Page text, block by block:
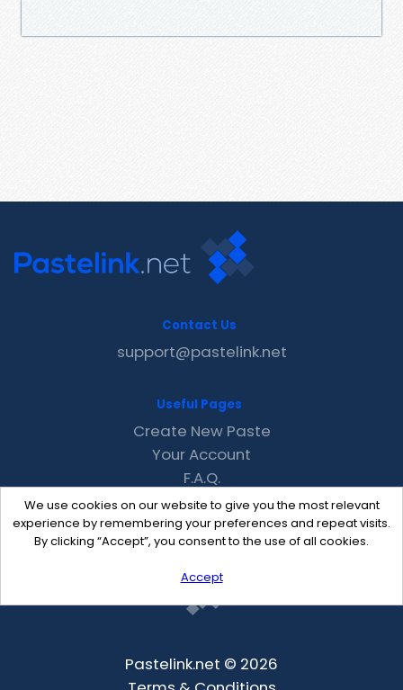
We use cookies on our website to give you the most relevant
experience by remembering your preferences and repeat visits.
By clicking “Accept”, you consent to the use of all cookies.
Accept
Contact Us
support@pastelink.net
Useful Pages
Create New Paste
Your Account
F.A.Q.
Recent
Contact
Pastelink.net © 2026